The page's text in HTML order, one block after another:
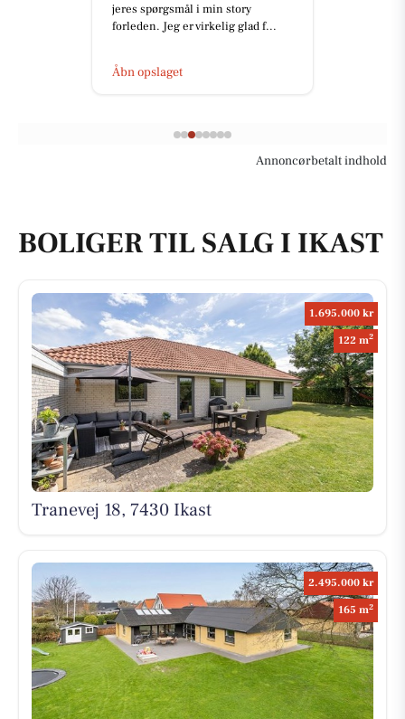
jeres spørgsmål i min story
forleden. Jeg er virkelig glad f...
Åbn opslaget
Annoncørbetalt indhold
BOLIGER TIL SALG I IKAST
1.695.000 kr
122 m2
Tranevej 18, 7430 Ikast
2.495.000 kr
165 m2